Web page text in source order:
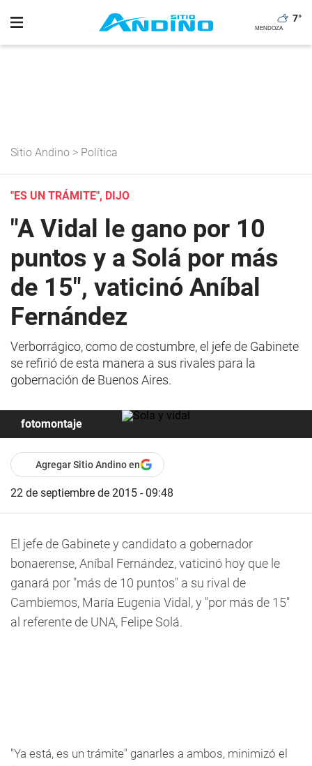
7°
Sitio Andino > Política
"ES UN TRÁMITE", DIJO
"A Vidal le gano por 10
puntos y a Solá por más
de 15", vaticinó Aníbal
Fernández
Verborrágico, como de costumbre, el jefe de Gabinete
se refirió de esta manera a sus rivales para la
gobernación de Buenos Aires.
fotomontaje
Agregar Sitio Andino en
22 de septiembre de 2015 - 09:48
El jefe de Gabinete y candidato a gobernador
bonaerense, Aníbal Fernández, vaticinó hoy que le
ganará por "más de 10 puntos" a su rival de
Cambiemos, María Eugenia Vidal, y "por más de 15"
al referente de UNA, Felipe Solá.
"Ya está, es un trámite" ganarles a ambos, minimizó el